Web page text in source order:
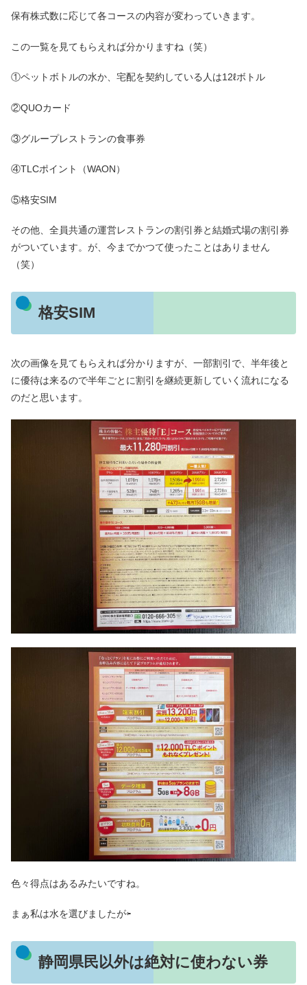
保有株式数に応じて各コースの内容が変わっていきます。
この一覧を見てもらえれば分かりますね（笑）
①ペットボトルの水か、宅配を契約している人は12ℓボトル
②QUOカード
③グループレストランの食事券
④TLCポイント（WAON）
⑤格安SIM
その他、全員共通の運営レストランの割引券と結婚式場の割引券
がついています。が、今までかつて使ったことはありません
（笑）
格安SIM
次の画像を見てもらえれば分かりますが、一部割引で、半年後と
に優待は来るので半年ごとに割引を継続更新していく流れになる
のだと思います。
色々得点はあるみたいですね。
まぁ私は水を選びましたが⇦
静岡県民以外は絶対に使わない券